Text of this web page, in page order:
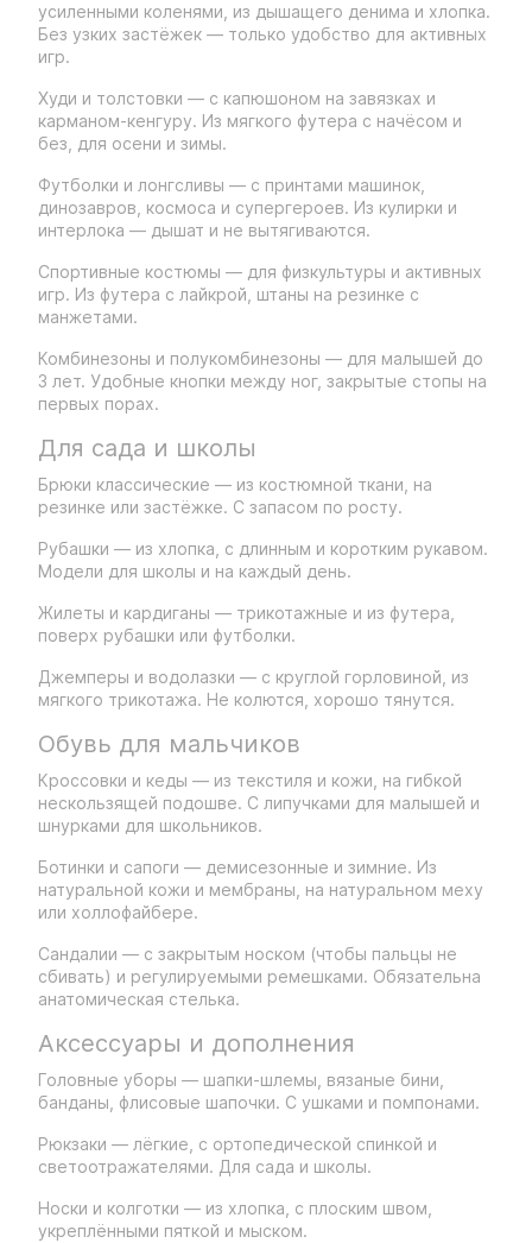
усиленными коленями, из дышащего денима и хлопка.
Без узких застёжек — только удобство для активных
игр.
Худи и толстовки — с капюшоном на завязках и
карманом-кенгуру. Из мягкого футера с начёсом и
без, для осени и зимы.
Футболки и лонгсливы — с принтами машинок,
динозавров, космоса и супергероев. Из кулирки и
интерлока — дышат и не вытягиваются.
Спортивные костюмы — для физкультуры и активных
игр. Из футера с лайкрой, штаны на резинке с
манжетами.
Комбинезоны и полукомбинезоны — для малышей до
3 лет. Удобные кнопки между ног, закрытые стопы на
первых порах.
Для сада и школы
Брюки классические — из костюмной ткани, на
резинке или застёжке. С запасом по росту.
Рубашки — из хлопка, с длинным и коротким рукавом.
Модели для школы и на каждый день.
Жилеты и кардиганы — трикотажные и из футера,
поверх рубашки или футболки.
Джемперы и водолазки — с круглой горловиной, из
мягкого трикотажа. Не колются, хорошо тянутся.
Обувь для мальчиков
Кроссовки и кеды — из текстиля и кожи, на гибкой
нескользящей подошве. С липучками для малышей и
шнурками для школьников.
Ботинки и сапоги — демисезонные и зимние. Из
натуральной кожи и мембраны, на натуральном меху
или холлофайбере.
Сандалии — с закрытым носком (чтобы пальцы не
сбивать) и регулируемыми ремешками. Обязательна
анатомическая стелька.
Аксессуары и дополнения
Головные уборы — шапки-шлемы, вязаные бини,
банданы, флисовые шапочки. С ушками и помпонами.
Рюкзаки — лёгкие, с ортопедической спинкой и
светоотражателями. Для сада и школы.
Носки и колготки — из хлопка, с плоским швом,
укреплёнными пяткой и мыском.